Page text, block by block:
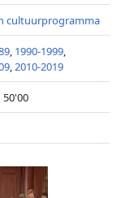
cultuurprogramma
, 1990-1999,
,2010-2019
50'00